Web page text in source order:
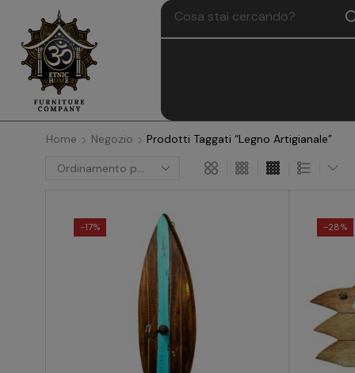
Home Negozio Prodotti Taggati “Legno Artigianale”
-17% -28%